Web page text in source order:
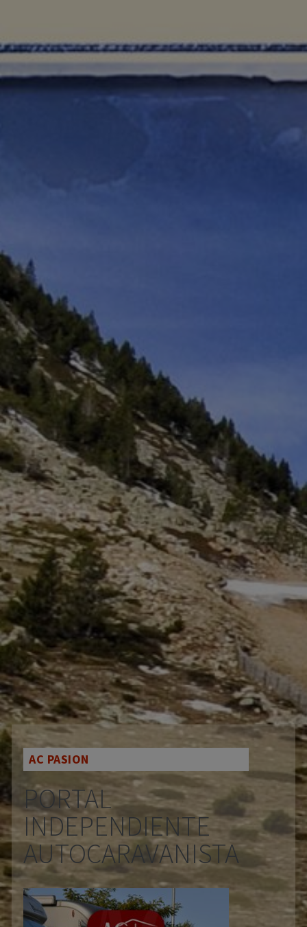
AC PASION
PORTAL
INDEPENDIENTE
AUTOCARAVANISTA